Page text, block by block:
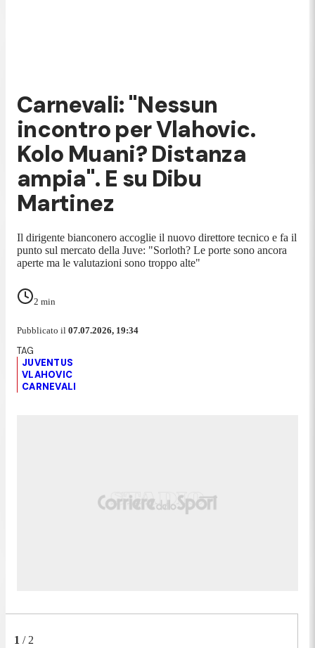
Carnevali: "Nessun
incontro per Vlahovic.
Kolo Muani? Distanza
ampia". E su Dibu
Martinez
Il dirigente bianconero accoglie il nuovo direttore tecnico e fa il
punto sul mercato della Juve: "Sorloth? Le porte sono ancora
aperte ma le valutazioni sono troppo alte"
2 min
Pubblicato il 07.07.2026, 19:34
JUVENTUS
VLAHOVIC
CARNEVALI
1 / 2